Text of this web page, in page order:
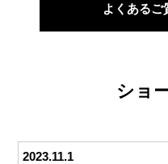
よくあるご
ショ
2023.11.1